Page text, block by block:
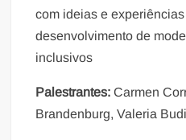
com ideias e
desenvolvimento de
inclusivos
Palestrantes: Carmen
Brandenburg, Valeria